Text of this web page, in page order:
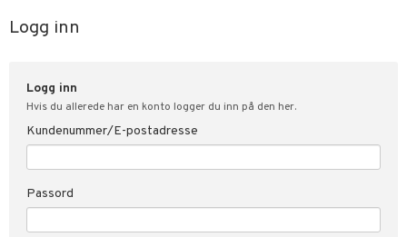
Helsekost
Fitness
Hjem & innredning
Leketøy, Barn & Baby
Varemerker
Logg inn
Logg inn
Hvis du allerede har en konto logger du inn på den her.
Kundenummer/E-postadresse
Passord
& svar